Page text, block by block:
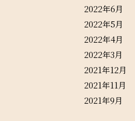
2022年6月
2022年5月
2022年4月
2022年3月
2021年12月
2021年11月
2021年9月